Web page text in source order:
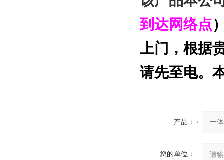
到达网络点
上门，根据
请先至电。
产品：
您的单位：